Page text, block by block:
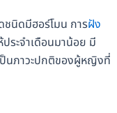
ชนิดมีฮอร์โมน การฝัง
ระจำเดือนมาน้อย มี
ป็นภาวะปกติของผู้หญิงที่